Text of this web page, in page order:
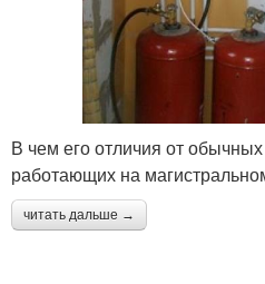
В чем его отличия от
работающих на
читать дальше →